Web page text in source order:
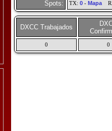
Spots:
TX: 0- Mapa
DXCC Trabajados
0 0